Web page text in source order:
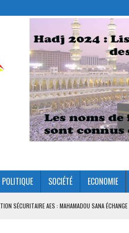
POLITIQUE SOCIÉTÉ ECONOMIE
SÉCURITAIRE AES : MAHAMADOU SANA